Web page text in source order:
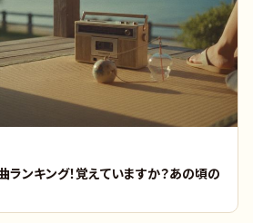
ンキング！覚えていますか？あの頃の